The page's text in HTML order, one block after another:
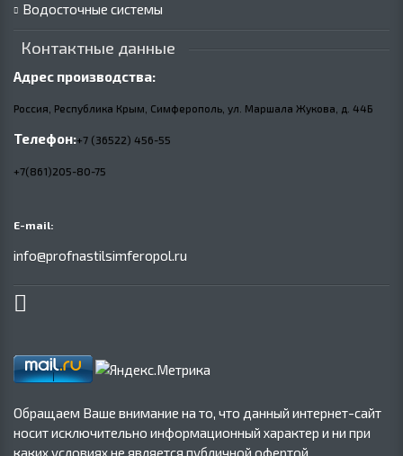
Водосточные системы
Контактные данные
Адрес производства:
Россия, Республика Крым, Симферополь, ул. Маршала Жукова, д. 44Б
Телефон:+7 (36522) 456-55
+7(861)205-80-75
E-mail:
info@profnastilsimferopol.ru
Обращаем Ваше внимание на то, что данный интернет-сайт
носит исключительно информационный характер и ни при
каких условиях не является публичной офертой,